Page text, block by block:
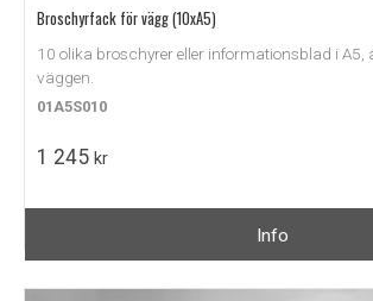
Broschyrfack för vägg (10xA5)
10 olika broschyrer eller informationsblad i A5,
väggen.
01A5S010
1 245 kr
Info